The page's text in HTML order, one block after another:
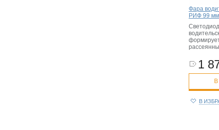
Фара
РИФ 99
1
В